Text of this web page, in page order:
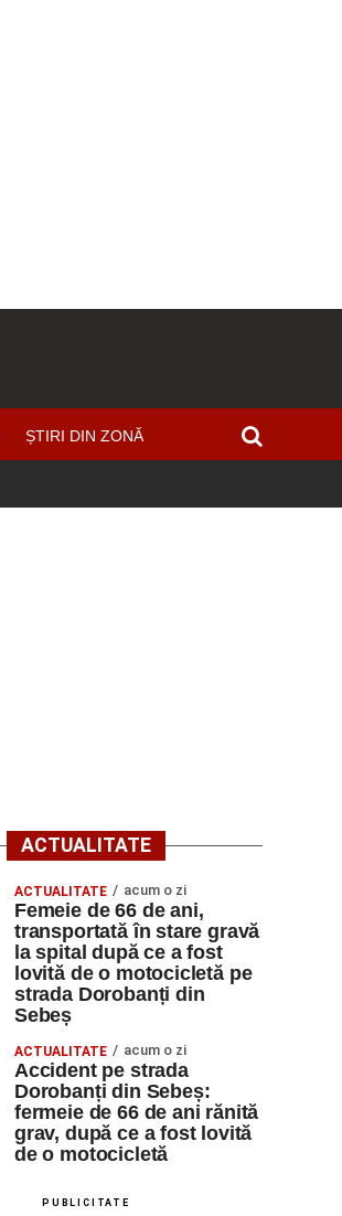
ȘTIRI DIN ZONĂ
ACTUALITATE
ACTUALITATE acum o zi
Femeie de 66 de ani,
transportată în stare gravă
la spital după ce a fost
lovită de o motocicletă pe
strada Dorobanți din
Sebeș
ACTUALITATE acum o zi
Accident pe strada
Dorobanți din Sebeș:
fermeie de 66 de ani rănită
grav, după ce a fost lovită
de o motocicletă
PUBLICITATE